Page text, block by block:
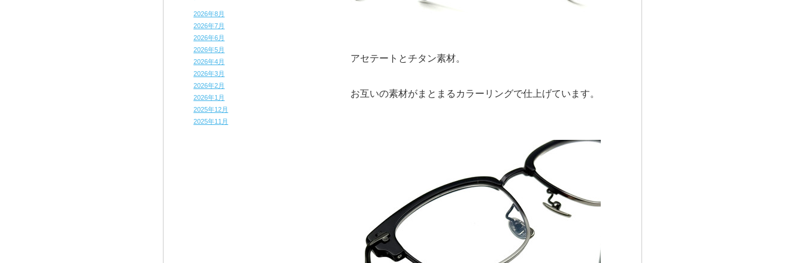
2026年8月
2026年7月
2026年6月
2026年5月
2026年4月
2026年3月
2026年2月
2026年1月
2025年12月
2025年11月
アセテートとチタン素材。
お互いの素材がまとまるカラーリングで仕上げています。